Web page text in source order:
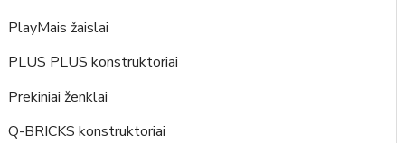
PlayMais žaislai
PLUS PLUS konstruktoriai
Prekiniai ženklai
Q-BRICKS konstruktoriai